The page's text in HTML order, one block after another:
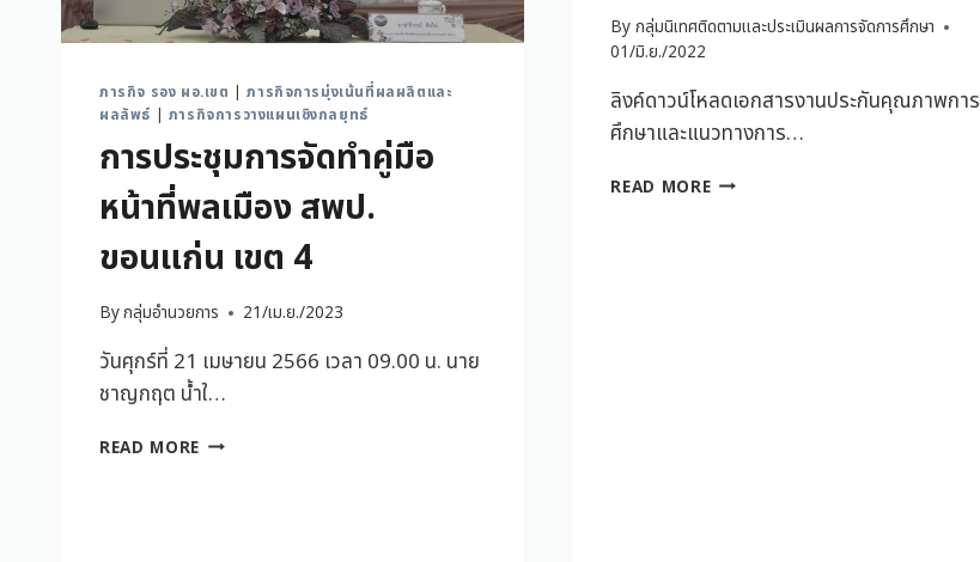
ภารกิจ รอง ผอ.เขต |ภารกิจการมุ่งเน้นที่ผลผลิตและ
ผลลัพธ์ | ภารกิจการวางแผนเชิงกลยุทธ์
การประชุมการจัดทำคู่มือ
หน้าที่พลเมือง สพป.
ขอนแก่น เขต 4
Byกลุ่มอำนวยการ 21/เม.ย./2023
วันศุกร์ที่ 21 เมษายน 2566 เวลา 09.00 น. นาย
ชาญกฤต น้ำใ…
READ MORE
By กลุ่มนิเทศติดตามและประเมินผลการจัดการศึกษา
01/มิ.ย./2022
ลิงค์ดาวน์โหลดเอกสารงานประกันคุณภาพการ
ศึกษาและแนวทางการ…
READ MORE